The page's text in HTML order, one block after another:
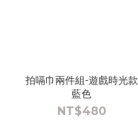
拍嗝巾兩件組-遊戲時光款
藍色
NT$480